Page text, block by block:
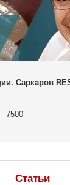
Саркаров
7500
Статьи